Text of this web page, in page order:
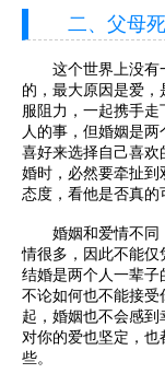
二、父母死
这个世界上没有
的，最大原因是爱
服阻力，一起携手
人的事，但婚姻是
喜好来选择自己喜
婚时，必然要牵扯
态度，看他是否真的
婚姻和爱情不同
情很多，因此不能
结婚是两个人一辈
不论如何也不能接
起，婚姻也不会感
对你的爱也坚定，
些。